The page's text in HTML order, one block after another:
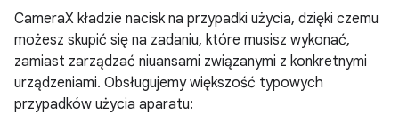
CameraX kładzie nacisk na przypadki użycia, dzięki czemu
możesz skupić się na zadaniu, które musisz wykonać,
zamiast zarządzać niuansami związanymi z konkretnymi
urządzeniami. Obsługujemy większość typowych
przypadków użycia aparatu: